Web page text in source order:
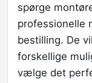
spørge
professionelle
bestilling. De
forskellige
vælge det